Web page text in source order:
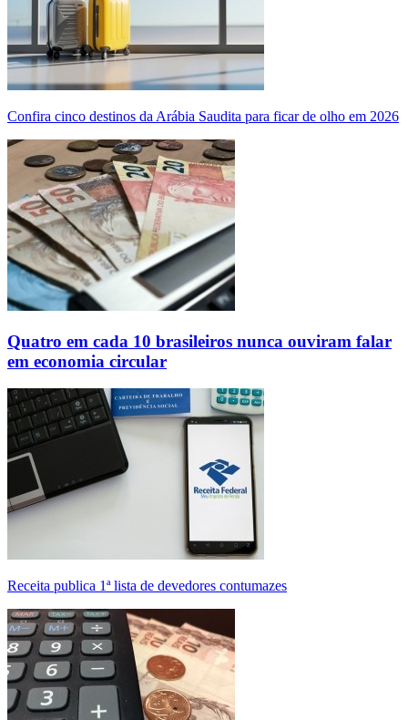
Confira cinco destinos da Arábia Saudita para ficar de olho em 2026
Quatro em cada 10 brasileiros nunca ouviram falar
em economia circular
Receita publica 1ª lista de devedores contumazes